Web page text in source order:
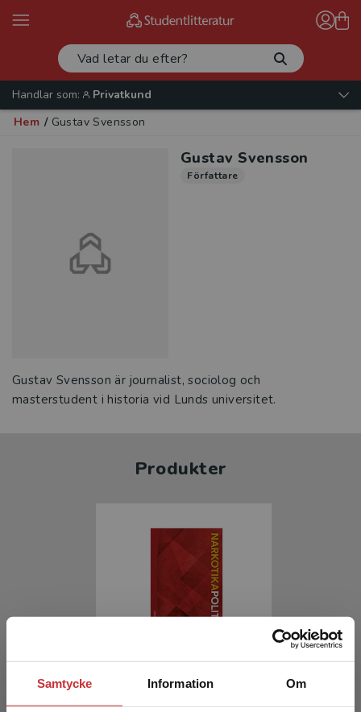
Samtycke Information Om
Handlar som:
Privatkund
Hem / Gustav Svensson
Gustav Svensson
Författare
Gustav Svensson är journalist, sociolog och
masterstudent i historia vid Lunds universitet.
Produkter
Narkotikapolitik
Svensson, B - Svensson, G